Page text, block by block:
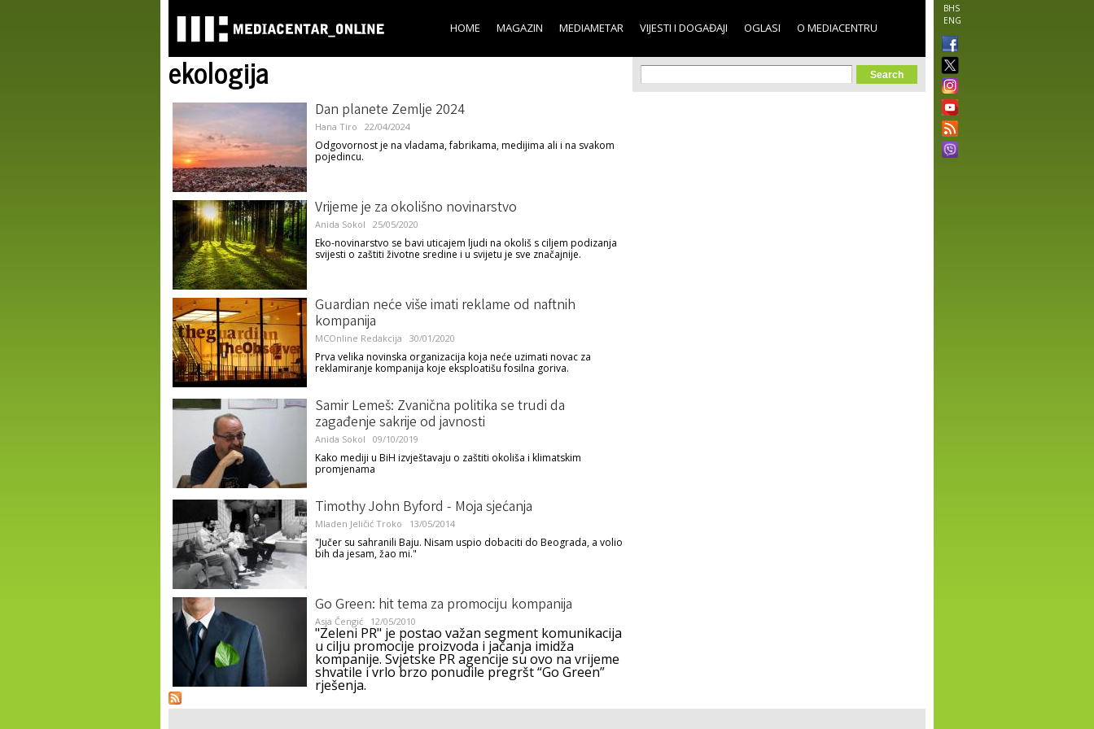
main
content
BHS
ENG
HOME MAGAZIN MEDIAMETAR VIJESTI I DOGAĐAJI OGLASI O MEDIACENTRU
ekologija
Dan planete Zemlje 2024
Hana Tiro 22/04/2024
Odgovornost je na vladama, fabrikama, medijima ali i na svakom
pojedincu.
Vrijeme je za okolišno novinarstvo
Anida Sokol 25/05/2020
Eko-novinarstvo se bavi uticajem ljudi na okoliš s ciljem podizanja
svijesti o zaštiti životne sredine i u svijetu je sve značajnije.
Guardian neće više imati reklame od naftnih
kompanija
MCOnline Redakcija 30/01/2020
Prva velika novinska organizacija koja neće uzimati novac za
reklamiranje kompanija koje eksploatišu fosilna goriva.
Samir Lemeš: Zvanična politika se trudi da
zagađenje sakrije od javnosti
Anida Sokol 09/10/2019
Kako mediji u BiH izvještavaju o zaštiti okoliša i klimatskim
promjenama
Timothy John Byford - Moja sjećanja
Mladen Jeličić Troko 13/05/2014
"Jučer su sahranili Baju. Nisam uspio dobaciti do Beograda, a volio
bih da jesam, žao mi."
Go Green: hit tema za promociju kompanija
Asja Čengić 12/05/2010
"Zeleni PR" je postao važan segment komunikacija
u cilju promocije proizvoda i jačanja imidža
kompanije. Svjetske PR agencije su ovo na vrijeme
shvatile i vrlo brzo ponudile pregršt “Go Green”
rješenja.
Search form
Search